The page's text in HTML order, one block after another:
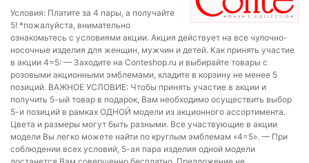
Условия: Платите за 4 пары, а получайте
5! *пожалуйста, внимательно
ознакомьтесь с условиями акции. Акция действует на все чулочно-
носочные изделия для женщин, мужчин и детей. Как принять участие
в акции 4=5: — Заходите на Conteshop.ru и выбирайте товары с
розовыми акционными эмблемами, кладите в корзину не менее 5
позиций. ВАЖНОЕ УСЛОВИЕ: Чтобы принять участие в акции и
получить 5-ый товар в подарок, Вам необходимо осуществить выбор
5-и позиций в рамках ОДНОЙ модели из акционного ассортимента.
Цвета и размеры могут быть разными. Все участвующие в акции
модели Вы легко можете найти по круглым эмблемам «4=5». — При
соблюдении всех условий, 5-ая пара изделия одной модели